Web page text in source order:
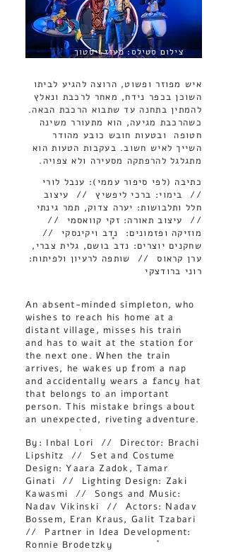
צילום סטילס: מעוז ויסטוך
איש מפוזר ופשוט, הרוצה להגיע לביתו
השוכן בכפר נידח, מאחר לרכבת ונאלץ
להמתין בתחנה עד שתבוא הרכבת הבאה.
כשהרכבת מגיעה, הוא מתעורר משינה
חטופה ובטעות חובש כובע מהודר
השייך לאיש חשוב. בעקבות הטעות הוא
מתגלגל להרפתקה מסעירה ולא צפויה.
כתיבה (לפי סיפור עממי): ענבל לורי
// בימוי: ברכי ליפשיץ // עיצוב
חלל ותלבושות: יערה צדוק, תמר גינתי
// עיצוב תאורה: זקי קוואסמי //
מוזיקה ופזמונים: נדב ויקינסקי //
שחקנים יוצרים: נדב בושם, גלית צברי,
ערן קראוס // שותפה לרעיון ולפיתוח:
רוני ברודצקי
An absent-minded simpleton, who
wishes to reach his home at a
distant village, misses his train
and has to wait at the station for
the next one. When the train
arrives, he wakes up from a nap
and accidentally wears a fancy hat
that belongs to an important
person. This mistake brings about
an unexpected, riveting adventure.
By: Inbal Lori // Director: Brachi
Lipshitz // Set and Costume
Design: Yaara Zadok, Tamar
Ginati // Lighting Design: Zaki
Kawasmi // Songs and Music:
Nadav Vikinski // Actors: Nadav
Bossem, Eran Kraus, Galit Tzabari
// Partner in Idea Development:
Ronnie Brodetzky